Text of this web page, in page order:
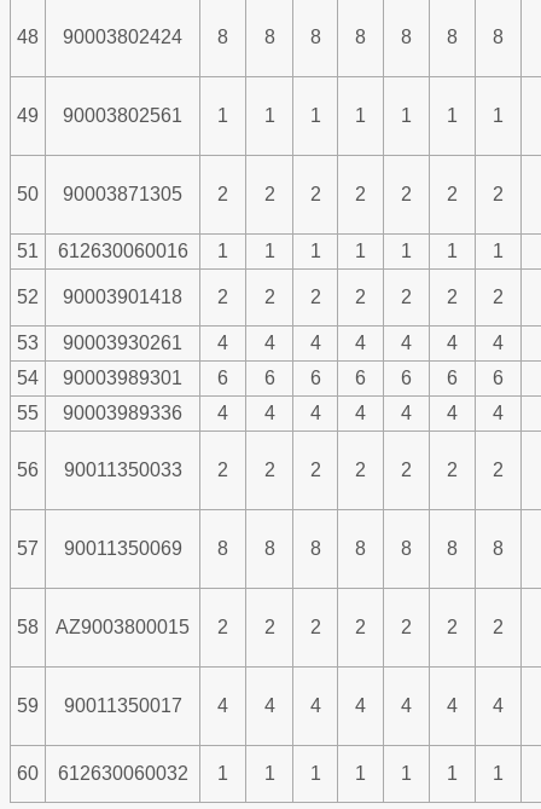
48 90003802424 8 8 8 8 8 8 8
49 90003802561 1 1 1 1 1 1 1
50 90003871305 2 2 2 2 2 2 2
51 612630060016 1 1 1 1 1 1 1
52 90003901418 2 2 2 2 2 2 2
53 90003930261 4 4 4 4 4 4
4
54
90003989301 6 6 6 6 6 6
6
55
90003989336 4 4 4 4 4 4 4
56 90011350033 2 2 2 2 2 2 2
57 90011350069 8 8 8 8 8 8 8
58 AZ9003800015 2 2 2 2 2 2 2
59 90011350017 4 4 4 4 4 4 4
60 612630060032 1 1 1 1 1 1 1